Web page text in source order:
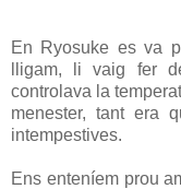
En Ryosuke es va
lligam, li vaig fer
controlava la
menester, tant era
intempestives.
Ens enteníem prou